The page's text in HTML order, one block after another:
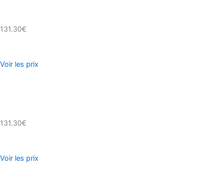
131.30€
Voir les prix
131.30€
Voir les prix